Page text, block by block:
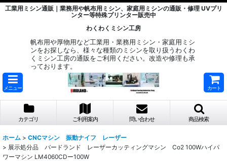
工業用ミシン通販｜業務用や帆布用ミシン、家庭用ミシンの通販・修理 UVプリ
ンター等特殊プリンター販売中
わくわくミシン工房
帆布用や厚物用など工業用・業務用ミシン・家庭用ミシ
ンをお探しなら、様々な種類のミシンを取り扱うわくわ
くミシン工房の通販をご利用ください。改造や修理も承
っております。
メニュー カート
カテゴリ ご利用案内 問い合わせ 商品検索
ホーム > CNCマシン 振動ナイフ レーザー
> 展示処分品 バードランド レーザーカッティングマシン Co2 100Wハイパ
ワーマシン LM4060CDー100W